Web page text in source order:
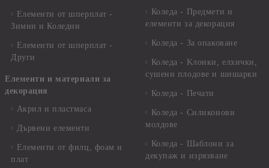
Елементи от шперплат -
Зимни и Коледни
Елементи от шперплат -
Други
Елементи и материали за
декорация
Акрил и пластмаса
Дървени елементи
Елементи от филц, фоам и
плат
Коледа - Предмети и
елементи за декорация
Коледа - За опаковане
Коледа - Kлонки, елхички,
сушени плодове и шишарки
Коледа - Печати
Коледа - Силиконови
молдове
Коледа - Шаблони за
декупаж и изрязване